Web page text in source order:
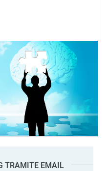
TRAMITE EMAIL